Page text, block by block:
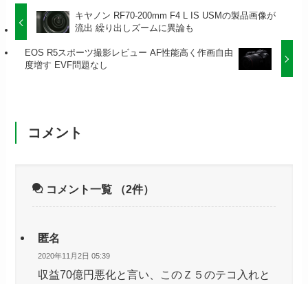
キヤノン RF70-200mm F4 L IS USMの製品画像が
流出 繰り出しズームに異論も
EOS R5スポーツ撮影レビュー AF性能高く作画自由
度増す EVF問題なし
コメント
コメント一覧 （2件）
匿名
2020年11月2日 05:39
収益70億円悪化と言い、このＺ５のテコ入れと